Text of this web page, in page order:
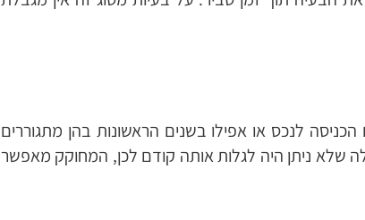
לנכס או אפילו בשנים הראשונות בהן מתגוררים
שלא ניתן היה לגלות אותה קודם לכן, המחוקק מאפשר